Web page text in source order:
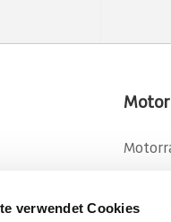
verwendet Cookies